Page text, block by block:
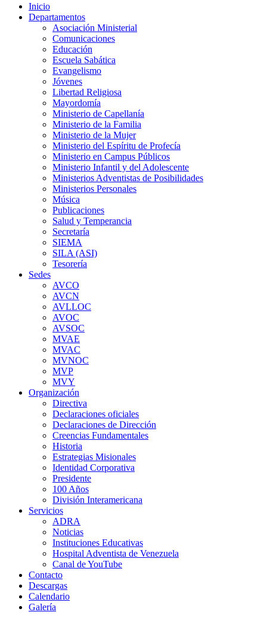
Inicio
Departamentos
Asociación Ministerial
Comunicaciones
Educación
Escuela Sabática
Evangelismo
Jóvenes
Libertad Religiosa
Mayordomía
Ministerio de Capellanía
Ministerio de la Familia
Ministerio de la Mujer
Ministerio del Espíritu de Profecía
Ministerio en Campus Públicos
Ministerio Infantil y del Adolescente
Ministerios Adventistas de Posibilidades
Ministerios Personales
Música
Publicaciones
Salud y Temperancia
Secretaría
SIEMA
SILA (ASI)
Tesorería
Sedes
AVCO
AVCN
AVLLOC
AVOC
AVSOC
MVAE
MVAC
MVNOC
MVP
MVY
Organización
Directiva
Declaraciones oficiales
Declaraciones de Dirección
Creencias Fundamentales
Historia
Estrategias Misionales
Identidad Corporativa
Presidente
100 Años
División Interamericana
Servicios
ADRA
Noticias
Instituciones Educativas
Hospital Adventista de Venezuela
Canal de YouTube
Contacto
Descargas
Calendario
Galería